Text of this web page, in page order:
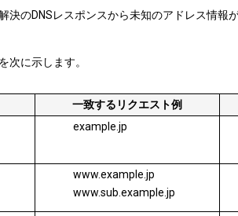
決のDNSレスポンスから未知のアドレス情
次に示します。
一致するリクエスト例
example.jp
www.example.jp
www.sub.example.jp